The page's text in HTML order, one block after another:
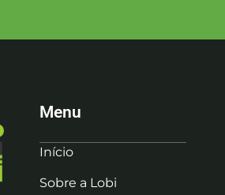
Menu
Início
Sobre a Lobi